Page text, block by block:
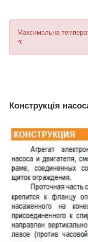
Максимальна
℃
Конструкція